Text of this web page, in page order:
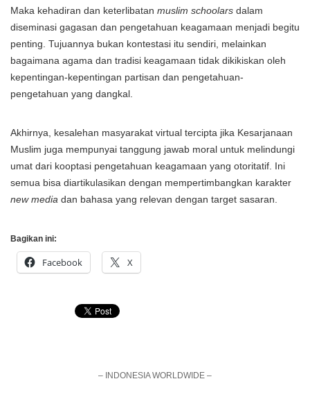
Maka kehadiran dan keterlibatan muslim schoolars dalam
diseminasi gagasan dan pengetahuan keagamaan menjadi begitu
penting. Tujuannya bukan kontestasi itu sendiri, melainkan
bagaimana agama dan tradisi keagamaan tidak dikikiskan oleh
kepentingan-kepentingan partisan dan pengetahuan-
pengetahuan yang dangkal.
Akhirnya, kesalehan masyarakat virtual tercipta jika Kesarjanaan
Muslim juga mempunyai tanggung jawab moral untuk melindungi
umat dari kooptasi pengetahuan keagamaan yang otoritatif. Ini
semua bisa diartikulasikan dengan mempertimbangkan karakter
new media dan bahasa yang relevan dengan target sasaran.
Bagikan ini:
Facebook X
– INDONESIA WORLDWIDE –